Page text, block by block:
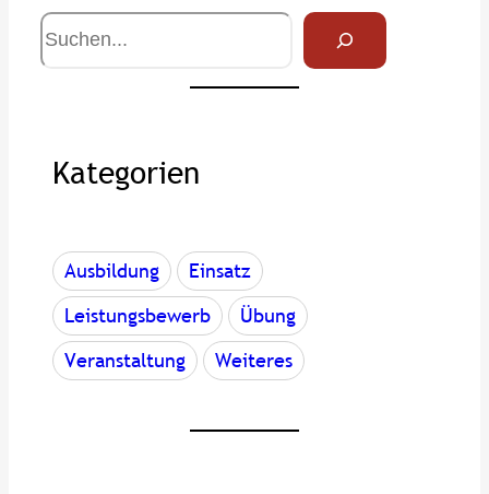
S
u
Kategorien
Ausbildung
Einsatz
Leistungsbewerb
Übung
Veranstaltung
Weiteres